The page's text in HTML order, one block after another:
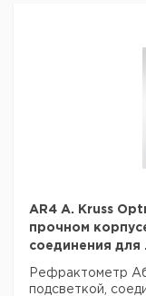
Страна
Страна
AR4 A. Kruss
прочном
соединения для
Рефрактометр
подсветкой,